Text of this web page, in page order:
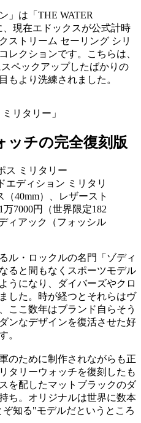
」は「THE WATER
現在エドックスが公式計時
ストリーム セーリング シリ
クションです。こちらは、
ペックアップしたばかりの
もより洗練されました。
ミリタリー」
ッチの完全復刻版
エディション ミリタリ
40mm）、レザースト
7000円（世界限定182
ィアック（フォッシル
ル・ロックルの名門「ゾディ
ると間もなくスポーツモデル
うになり、ダイバーズやクロ
した。時が経つとそれらはヴ
ここ数年はブランド自らそう
ンなデザインを復活させた好
。
のために制作されながらも正
タリーウォッチを復刻したも
を配したマットブラックのダ
ち。オリジナルは世界に数本
知る"モデルだというところ